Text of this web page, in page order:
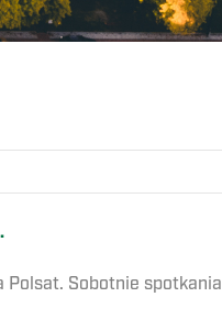
Polsat. Sobotnie spotkania